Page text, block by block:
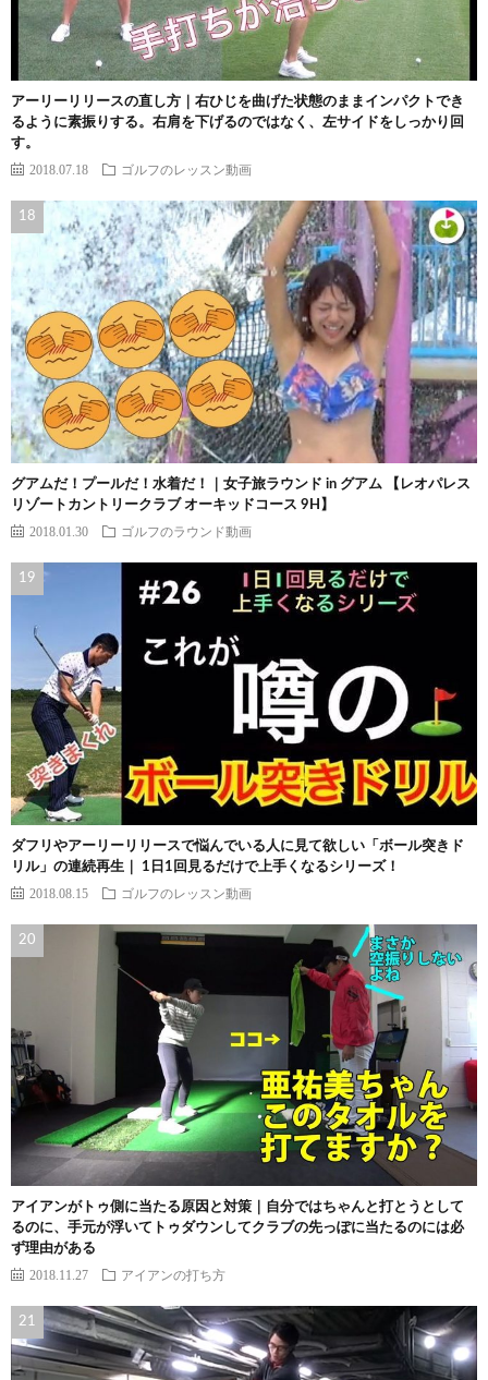
アーリーリリースの直し方｜右ひじを曲げた状態のままインパクトでき
るように素振りする。右肩を下げるのではなく、左サイドをしっかり回
す。
2018.07.18 ゴルフのレッスン動画
グアムだ！プールだ！水着だ！｜女子旅ラウンド in グアム 【レオパレス
リゾートカントリークラブ オーキッドコース 9H】
2018.01.30 ゴルフのラウンド動画
ダフリやアーリーリリースで悩んでいる人に見て欲しい「ボール突きド
リル」の連続再生｜ 1日1回見るだけで上手くなるシリーズ！
2018.08.15 ゴルフのレッスン動画
アイアンがトゥ側に当たる原因と対策｜自分ではちゃんと打とうとして
るのに、手元が浮いてトゥダウンしてクラブの先っぽに当たるのには必
ず理由がある
2018.11.27 アイアンの打ち方